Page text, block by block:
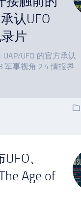
认UFO
片
UFO 的官方承认
军事视角 2.4 情报界
、
Age of